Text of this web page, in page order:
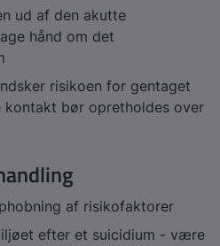
ud af den akutte
hånd om det
risikoen for gentaget
kontakt bør opretholdes over
af risikofaktorer
efter et suicidium - være